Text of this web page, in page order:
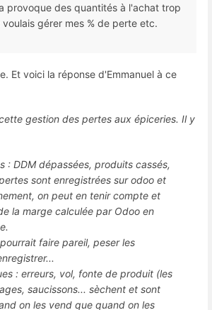
provoque des quantités à l'achat trop
voulais gérer mes % de perte etc.
Et voici la réponse d'Emmanuel à ce
gestion des pertes aux épiceries. Il y
: DDM dépassées, produits cassés,
sont enregistrées sur odoo et
on peut en tenir compte et
la marge calculée par Odoo en
faire pareil, peser les
: erreurs, vol, fonte de produit (les
saucissons... sèchent et sont
on les vend que quand on les